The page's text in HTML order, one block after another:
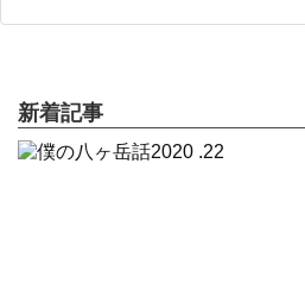
新着記事